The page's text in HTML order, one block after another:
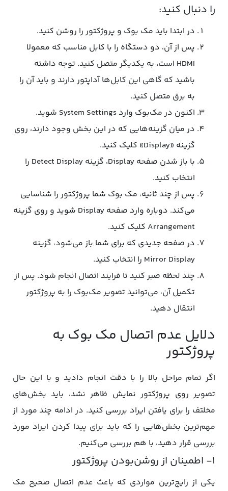
را دنبال کنید:
در ابتدا باید مک بوک و پروژکتور را روشن کنید.
پس از آن، دو دستگاه را با کابل مناسب که معمولا
HDMI است، به یکدیگر متصل کنید. توجه داشته
باشید که گاهی این کابل‌ها آداپتور دارند و باید آن را
به برق متصل کنید.
اکنون در مک‌بوک وارد System Settings شوید.
در میان گزینه‌هایی که در این بخش وجود دارند، روی
گزینه «Display» کلیک کنید.
با باز شدن صفحه Display، گزینه Detect Display را
انتخاب کنید.
پس از چند ثانیه، مک بوک شما پروژکتور را شناسایی
می‌کند. دوباره وارد صفحه Display شوید و روی گزینه
Arrangement کلیک کنید.
در صفحه جدیدی که برای شما باز می‌شود، گزینه
Mirror Display را انتخاب کنید.
چند لحظه صبر کنید تا فرایند اتصال انجام شود. پس از
تکمیل آن، می‌توانید تصویر مک‌بوک را به پروژکتور
انتقال دهید.
دلایل عدم اتصال مک بوک به
پروژکتور
اگر تمام مراحل بالا را با دقت انجام دادید و با این حال
تصویر روی پروژکتور نمایش ظاهر نشد، باید بخش‌های
مخلتف را برای یافتن ایراد بررسی کنید. در ادامه چند مورد از
مهم‌ترین بخش‌هایی را که باید برای پیدا کردن ایراد مورد
بررسی قرار دهید، با هم بررسی می‌کنیم.
۱- اطمینان از روشن‌بودن پروژکتور
یکی از رایج‌ترین مواردی که باعث عدم اتصال صحیح مک